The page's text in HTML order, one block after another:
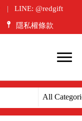
LINE: @redgift
隱私權條款